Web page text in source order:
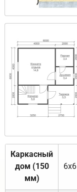
Каркасный
дом (150
мм)
6х6